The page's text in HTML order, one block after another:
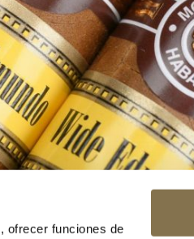
ofrecer funciones de